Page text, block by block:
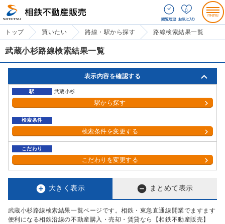
0
トップ 買いたい 路線・駅から探す 路線検索結果一覧
武蔵小杉路線検索結果一覧
表示内容を確認する
駅 武蔵小杉
駅から探す
検索条件
検索条件を変更する
こだわり
こだわりを変更する
 大きく表示  まとめて表示
武蔵小杉路線検索結果一覧ページです。相鉄・東急直通線開業でますます
便利になる相鉄沿線の不動産購入・売却・賃貸なら【相鉄不動産販売】